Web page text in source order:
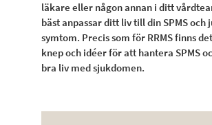
läkare eller någon annan i ditt
bäst anpassar ditt liv till din SPMS och
symtom. Precis som för RRMS finns
knep och idéer för att hantera SPMS
bra liv med sjukdomen.